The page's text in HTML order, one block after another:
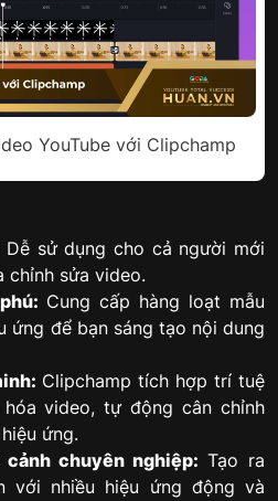
YouTube với Clipchamp
Dễ sử dụng cho cả người mới
chỉnh sửa video.
Cung cấp hàng loạt mẫu
ứng để bạn sáng tạo nội dung
Clipchamp tích hợp trí tuệ
video, tự động cân chỉnh
ứng.
chuyên nghiệp: Tạo ra
với nhiều hiệu ứng động và